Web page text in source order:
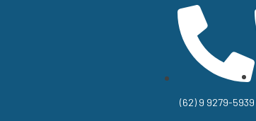
(62) 9 9279-5939